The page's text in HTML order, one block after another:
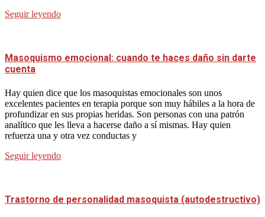
Seguir leyendo
Masoquismo emocional: cuando te haces daño sin darte
cuenta
Hay quien dice que los masoquistas emocionales son unos
excelentes pacientes en terapia porque son muy hábiles a la hora de
profundizar en sus propias heridas. Son personas con una patrón
analítico que les lleva a hacerse daño a sí mismas. Hay quien
refuerza una y otra vez conductas y
Seguir leyendo
Trastorno de personalidad masoquista (autodestructivo)